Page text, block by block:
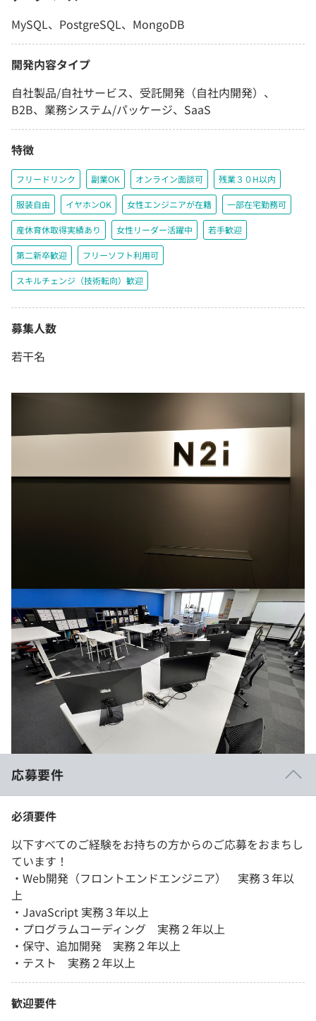
MySQL、PostgreSQL、MongoDB
開発内容タイプ
自社製品/自社サービス、受託開発（自社内開発）、
B2B、業務システム/パッケージ、SaaS
特徴
フリードリンク 副業OK オンライン面談可 残業３０H以内
服装自由 イヤホンOK 女性エンジニアが在籍 一部在宅勤務可
産休育休取得実績あり 女性リーダー活躍中 若手歓迎
第二新卒歓迎 フリーソフト利用可
スキルチェンジ（技術転向）歓迎
募集人数
若干名
応募要件
必須要件
以下すべてのご経験をお持ちの方からのご応募をおまちし
ています！
・Web開発（フロントエンドエンジニア） 実務３年以
上
・JavaScript 実務３年以上
・プログラムコーディング 実務２年以上
・保守、追加開発 実務２年以上
・テスト 実務２年以上
歓迎要件